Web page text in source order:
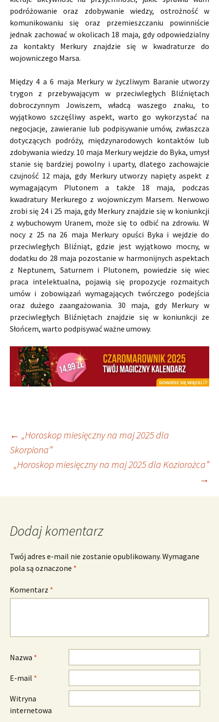
podróżowanie oraz zdobywanie wiedzy, ostrożność w
komunikowaniu się oraz przemieszczaniu powinniście
jednak zachować w okolicach 18 maja, gdy odpowiedzialny
za kontakty Merkury znajdzie się w kwadraturze do
wojowniczego Marsa.
Między 4 a 6 maja Merkury w życzliwym Baranie utworzy
trygon z przebywającym w przeciwległych Bliźniętach
dobroczynnym Jowiszem, władcą waszego znaku, to
wyjątkowo szczęśliwy aspekt, warto go wykorzystać na
negocjacje, zawieranie lub podpisywanie umów, zwłaszcza
dotyczących podróży, międzynarodowych kontaktów lub
zdobywania wiedzy. 10 maja Merkury wejdzie do Byka, umysł
stanie się bardziej powolny i uparty, dlatego zachowajcie
czujność 12 maja, gdy Merkury utworzy napięty aspekt z
wymagającym Plutonem a także 18 maja, podczas
kwadratury Merkurego z wojowniczym Marsem. Nerwowo
zrobi się 24 i 25 maja, gdy Merkury znajdzie się w koniunkcji
z wybuchowym Uranem, może się to odbić na zdrowiu. W
nocy z 25 na 26 maja Merkury opuści Byka i wejdzie do
przeciwległych Bliźniąt, gdzie jest wyjątkowo mocny, w
dodatku do 28 maja pozostanie w harmonijnych aspektach
z Neptunem, Saturnem i Plutonem, powiedzie się wiec
praca intelektualna, pojawią się propozycje rozmaitych
umów i zobowiązań wymagających twórczego podejścia
oraz dużego zaangażowania. 30 maja, gdy Merkury w
przeciwległych Bliźniętach znajdzie się w koniunkcji ze
Słońcem, warto podpisywać ważne umowy.
Nawigacja
wpisu
← „Horoskop miesięczny na maj 2025 dla
Skorpiona”
„Horoskop miesięczny na maj 2025 dla Koziorożca”
→
Dodaj komentarz
Twój adres e-mail nie zostanie opublikowany. Wymagane
pola są oznaczone *
Komentarz *
Nazwa *
E-mail *
Witryna
internetowa